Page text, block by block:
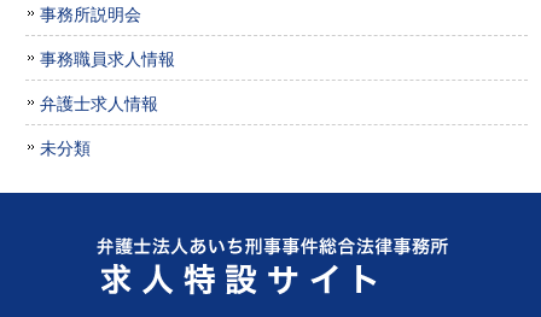
事務所説明会
事務職員求人情報
弁護士求人情報
未分類